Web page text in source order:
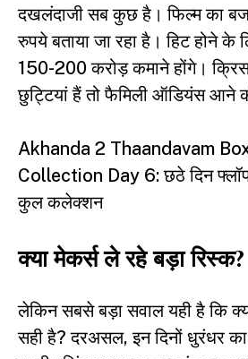
दखलंदाजी सब कुछ है। फिल्म का
रुपये बताया जा रहा है। हिट होने
150-200 करोड़ कमाने होंगे।
छुट्टियां हैं तो फैमिली ऑडियंस आने
Akhanda 2 Thaandavam
Collection Day 6: छठे दिन
कुल कलेक्शन
क्या मेकर्स ले रहे बड़ा रिस्क?
लेकिन सबसे बड़ा सवाल यही है कि
सही है? दरअसल, इन दिनों धुरंधर